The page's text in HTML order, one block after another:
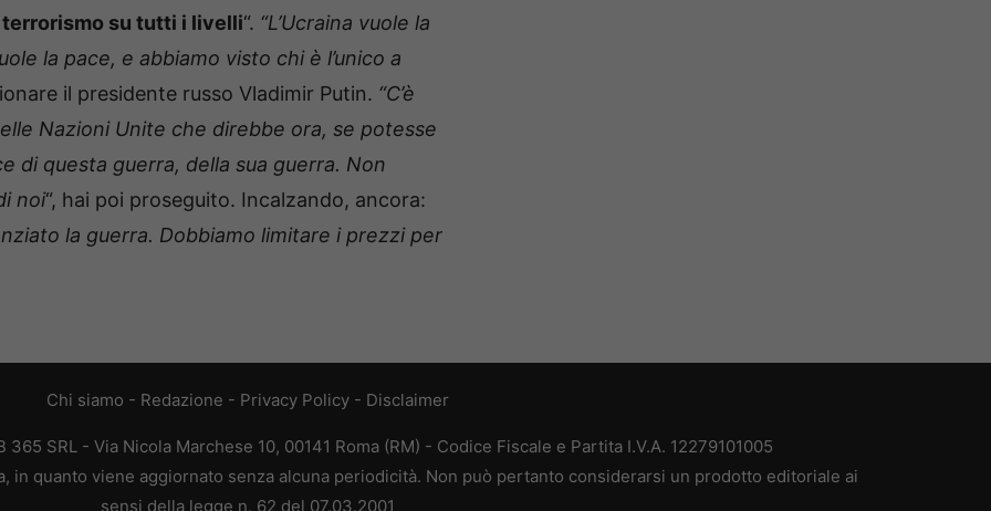
su tutti i livelli“. “L’Ucraina vuole la
la pace, e abbiamo visto chi è l’unico a
il presidente russo Vladimir Putin. “C’è
Nazioni Unite che direbbe ora, se potesse
di questa guerra, della sua guerra. Non
noi“, hai poi proseguito. Incalzando, ancora:
la guerra. Dobbiamo limitare i prezzi per
Chi siamo - Redazione - Privacy Policy - Disclaimer
SRL - Via Nicola Marchese 10, 00141 Roma (RM) - Codice Fiscale e Partita I.V.A. 12279101005
in quanto viene aggiornato senza alcuna periodicità. Non può pertanto considerarsi un prodotto editoriale ai
sensi della legge n. 62 del 07.03.2001